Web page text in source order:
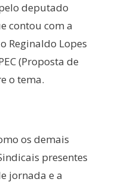
deputado
contou com a
Reginaldo Lopes
(Proposta de
o tema.
os demais
presentes
jornada e a